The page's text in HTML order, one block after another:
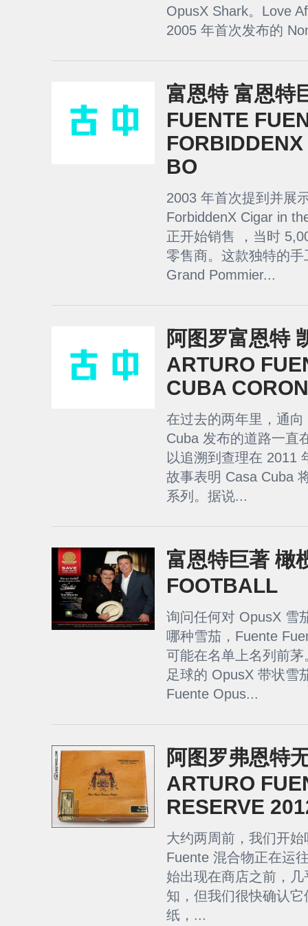
OpusX Shark。Love
2005 年首次发布的
富恩特 富恩特
FUENTE
BO
2003 年首次提到并展
ForbiddenX Cigar in
正开始销售 ，当时
零售商。这款独特的
Grand Pommier...
阿图罗富恩特
ARTURO
CUBA
在过去的两年里，通
Cuba 发布的道路一直
以追溯到查理在 2011
故事表明 Casa Cuba
系列。据说...
富恩特巨著 橄
FOOTBALL
询问任何对 OpusX 雪
哪种雪茄，Fuente
可能在名单上名列前
足球的 OpusX 带状雪
Fuente Opus...
阿图罗弗恩特
ARTURO
RESERVE
大约两周前，我们开
Fuente 混合物正在运
始出现在商店之前，
知，但我们很快确认
纸，...